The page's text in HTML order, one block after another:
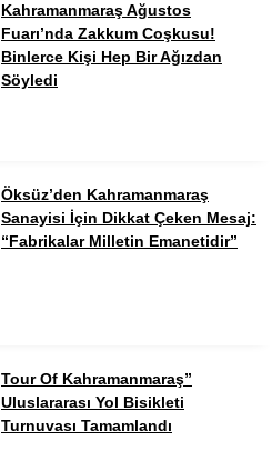
Kahramanmaraş Ağustos
Fuarı’nda Zakkum Coşkusu!
Binlerce Kişi Hep Bir Ağızdan
Söyledi
Öksüz’den Kahramanmaraş
Sanayisi İçin Dikkat Çeken Mesaj:
“Fabrikalar Milletin Emanetidir”
Tour Of Kahramanmaraş”
Uluslararası Yol Bisikleti
Turnuvası Tamamlandı